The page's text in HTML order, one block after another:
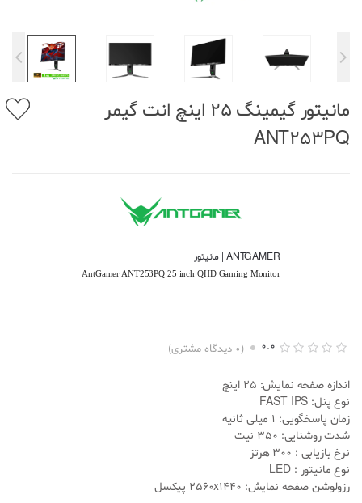
مانیتور گیمینگ 25 اینچ انت گیمر
ANT253PQ
ANTGAMER | مانیتور
AntGamer ANT253PQ 25 inch QHD Gaming Monitor
ت
ی
ا
ز
د
ی
0
.
0
0.0
(
0 دیدگاه مشتری)
اندازه صفحه نمایش: 25 اینچ
نوع پنل: FAST IPS
زمان پاسخگویی: 1 میلی ثانیه
شدت روشنایی: 350 نیت
نرخ بازیابی : 300 هرتز
نوع مانیتور : LED
رزولوشن صفحه نمایش: 2560x1440 پیکسل